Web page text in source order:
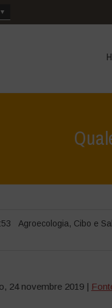
Agroecologia, Cibo e
24 novembre 2019 |